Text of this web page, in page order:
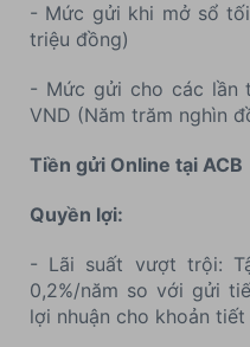
- Mức gửi khi mở sổ
triệu đồng)
- Mức gửi cho các lần
VND (Năm trăm nghìn
Tiền gửi Online tại ACB
Quyền lợi:
- Lãi suất vượt trội:
0,2%/năm so với gửi
lợi nhuận cho khoản